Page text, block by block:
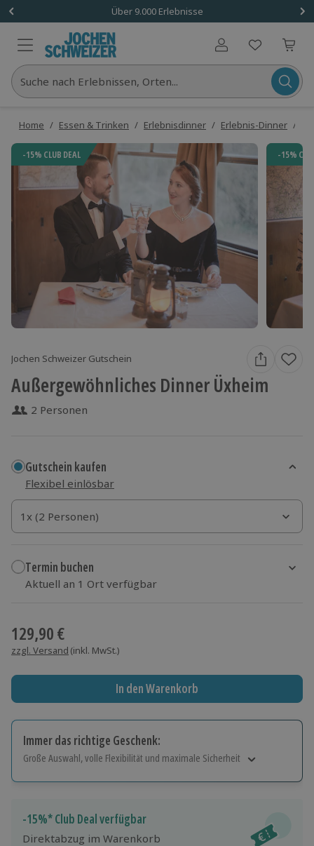
Über 9.000 Erlebnisse
Benutzerkonto
Suche nach Erlebnissen, Orten...
Home / Essen & Trinken / Erlebnisdinner / Erlebnis-Dinner /
-15% CLUB DEAL -15%
Jochen Schweizer Gutschein
Außergewöhnliches Dinner Üxheim
2 Personen
Gutschein kaufen
Flexibel einlösbar
1x (2 Personen)
1x (2 Personen)
1x (2 Personen)
Termin buchen
Aktuell an 1 Ort verfügbar
129,90 €
zzgl. Versand (inkl. MwSt.)
In den Warenkorb
Immer das richtige Geschenk:
Große Auswahl, volle Flexibilität und maximale Sicherheit
Jeder Gutschein für alle Erlebnisse einlösbar.
Maximale Sicherheit
-15%* Club Deal verfügbar
Direktabzug im Warenkorb